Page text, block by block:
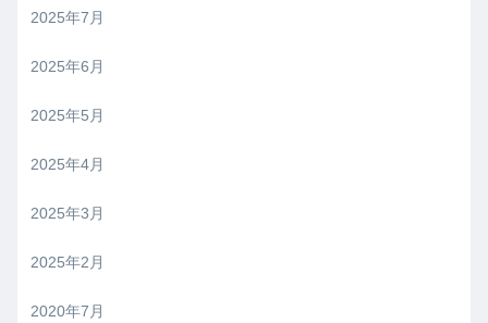
2025年7月
2025年6月
2025年5月
2025年4月
2025年3月
2025年2月
2020年7月